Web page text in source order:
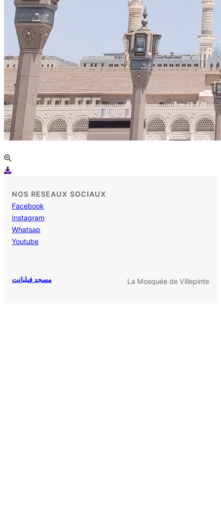
NOS RESEAUX SOCIAUX
Facebook
Instagram
Whatsap
Youtube
مسجد فيلبانت La Mosquée de Villepinte